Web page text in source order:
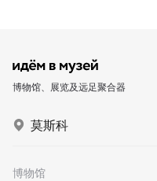
博物馆、展览及远足聚合器
莫斯科
博物馆